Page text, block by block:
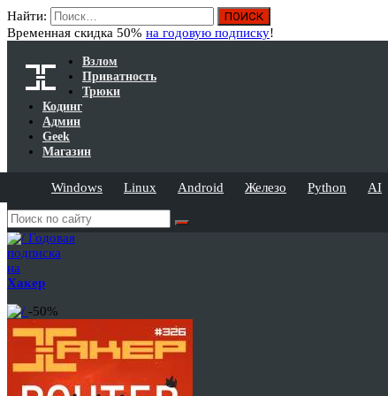
Найти:
Временная скидка 50% на годовую подписку!
Взлом
Приватность
Трюки
Кодинг
Админ
Geek
Магазин
Windows Linux Android Железо Python AI
Годовая
подписка
на
Хакер
-50%